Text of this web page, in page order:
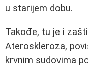
u starijem dobu.
Takođe, tu je i
Ateroskleroza,
krvnim sudovima